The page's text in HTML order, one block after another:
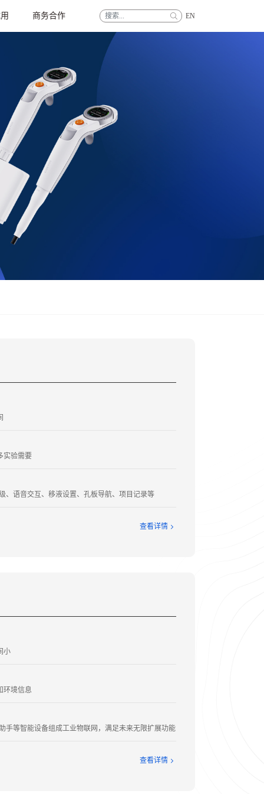
商务合作 EN
实验需要
、语音交互、移液设置、孔板导航、项目记录等
查看详情
小
环境信息
手等智能设备组成工业物联网，满足未来无限扩展功能
查看详情